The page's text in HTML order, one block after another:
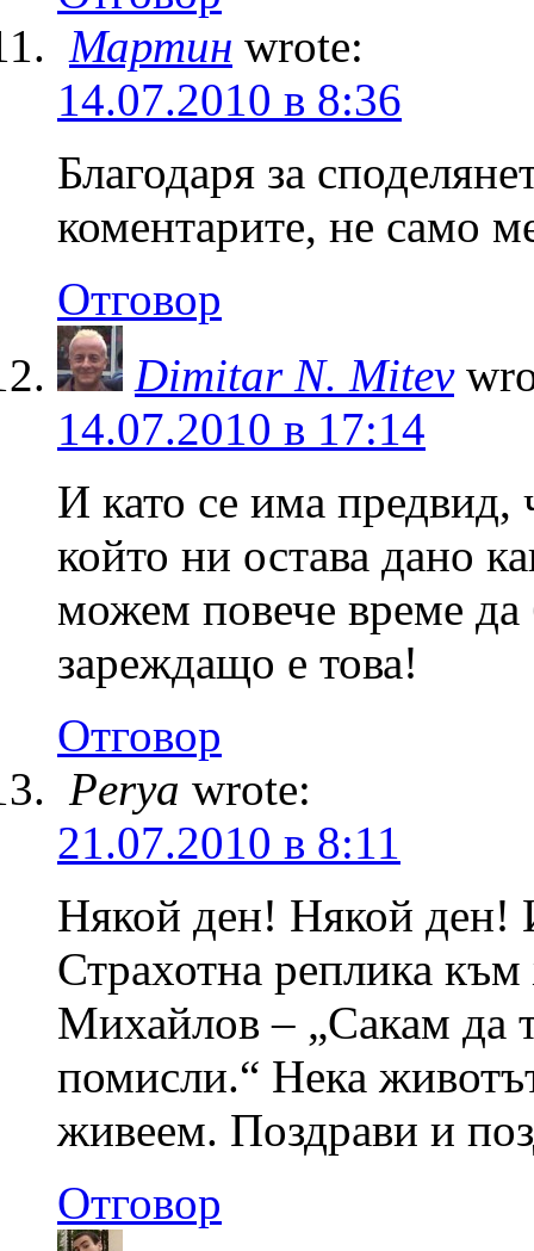
Мартин wrote:
14.07.2010 в 8:36
Благодаря за
коментарите, не само
Отговор
Dimitar N. Mitev
14.07.2010 в 17:14
И като се има предвид,
който ни остава дано
можем повече време
зареждащо е това!
Отговор
Perya wrote:
21.07.2010 в 8:11
Някой ден! Някой ден!
Страхотна реплика
Михайлов – „Сакам да
помисли.“ Нека
живеем. Поздрави и
Отговор